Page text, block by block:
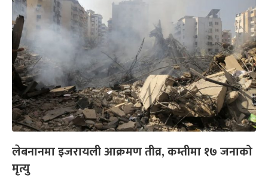
लेबनानमा इजरायली आक्रमण तीव्र, कम्तीमा १७ जनाको
मृत्यु